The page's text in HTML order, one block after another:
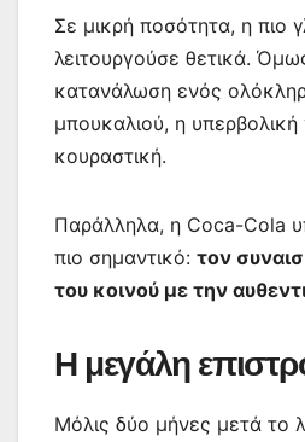
Σε μικρή ποσότητα, η πιο
λειτουργούσε θετικά.
κατανάλωση ενός
μπουκαλιού, η υπερβολική
κουραστική.
Παράλληλα, η Coca-Cola
πιο σημαντικό: τον
του κοινού με την
Η μεγάλη
Μόλις δύο μήνες μετά το